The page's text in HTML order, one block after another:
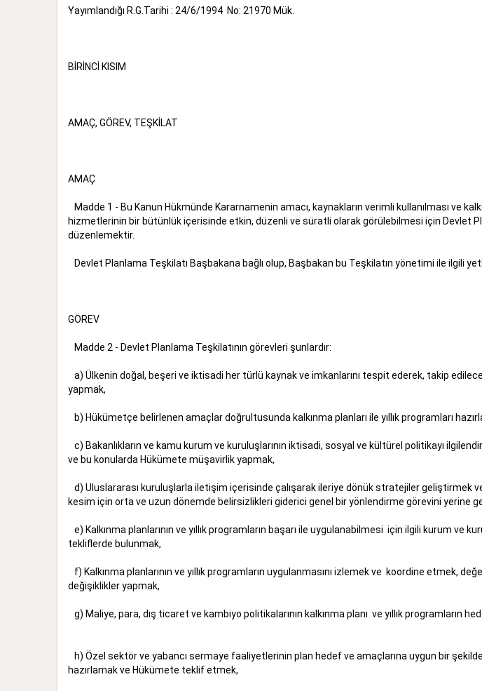
Yayımlandığı R.G.Tarihi : 24/6/1994 No: 21970 Mük.
BİRİNCİ KISIM
AMAÇ, GÖREV, TEŞKİLAT
AMAÇ
Madde 1 - Bu Kanun Hükmünde Kararnamenin amacı, kaynakların verimli kullanılması ve
hizmetlerinin bir bütünlük içerisinde etkin, düzenli ve süratli olarak görülebilmesi için Devlet
düzenlemektir.
Devlet Planlama Teşkilatı Başbakana bağlı olup, Başbakan bu Teşkilatın yönetimi ile ilgili
GÖREV
Madde 2 - Devlet Planlama Teşkilatının görevleri şunlardır:
a) Ülkenin doğal, beşeri ve iktisadi her türlü kaynak ve imkanlarını tespit ederek, takip
yapmak,
b) Hükümetçe belirlenen amaçlar doğrultusunda kalkınma planları ile yıllık
c) Bakanlıkların ve kamu kurum ve kuruluşlarının iktisadi, sosyal ve kültürel politikayı
ve bu konularda Hükümete müşavirlik yapmak,
d) Uluslararası kuruluşlarla iletişim içerisinde çalışarak ileriye dönük stratejiler geliştirmek
kesim için orta ve uzun dönemde belirsizlikleri giderici genel bir yönlendirme görevini yerine
e) Kalkınma planlarının ve yıllık programların başarı ile uygulanabilmesi için ilgili kurum
tekliflerde bulunmak,
f) Kalkınma planlarının ve yıllık programların uygulanmasını izlemek ve koordine etmek,
değişiklikler yapmak,
g) Maliye, para, dış ticaret ve kambiyo politikalarının kalkınma planı ve yıllık
h) Özel sektör ve yabancı sermaye faaliyetlerinin plan hedef ve amaçlarına uygun bir
hazırlamak ve Hükümete teklif etmek,